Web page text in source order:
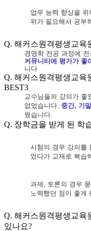
업무 능력 향상을
위가 필요해서 공부
Q. 해커스원격평생교육
경영학 전공 과정에 전
커뮤니티에 평가가 좋
니다
Q. 해커스원격평생교육
BEST3
교수님들의 강의가 좋
없었습니다 중간, 기
웠습니다
Q. 장학금을 받게 된 학
시험의 경우 강의를
었다가 교재로 복습
과제
토론의 경우
노력했던 점이 좋게
Q. 해커스원격평생교육
있나요?